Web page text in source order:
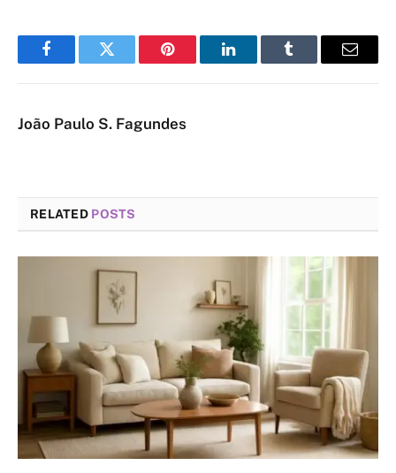
FacebookTwitter Pinterest LinkedInTumblr Email
João Paulo S. Fagundes
RELATED POSTS